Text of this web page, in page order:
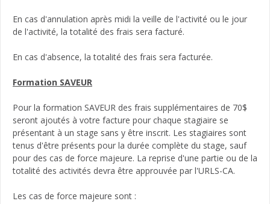
En cas d'annulation après midi la veille de l'activité ou le jour
de l'activité, la totalité des frais sera facturé.
En cas d'absence, la totalité des frais sera facturée.
Formation SAVEUR
Pour la formation SAVEUR des frais supplémentaires de 70$
seront ajoutés à votre facture pour chaque stagiaire se
présentant à un stage sans y être inscrit. Les stagiaires sont
tenus d'être présents pour la durée complète du stage, sauf
pour des cas de force majeure. La reprise d'une partie ou de la
totalité des activités devra être approuvée par l'URLS-CA.
Les cas de force majeure sont :